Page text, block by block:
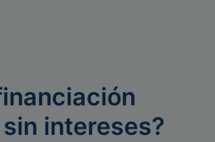
intereses?